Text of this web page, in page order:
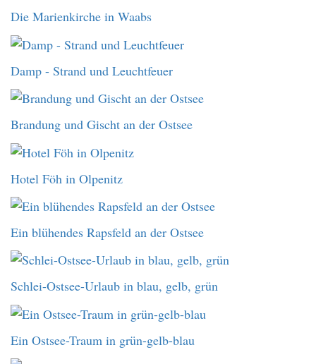
Die Marienkirche in Waabs
Damp - Strand und Leuchtfeuer
Brandung und Gischt an der Ostsee
Hotel Föh in Olpenitz
Ein blühendes Rapsfeld an der Ostsee
Schlei-Ostsee-Urlaub in blau, gelb, grün
Ein Ostsee-Traum in grün-gelb-blau